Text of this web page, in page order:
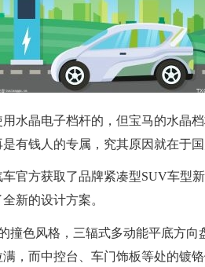
水晶电子档杆的，但宝马的水晶
有钱人的专属，究其原因就在于国
官方获取了品牌紧凑型SUV车型
新的设计方案。
撞色风格，三辐式多动能平底方向
，而中控台、车门饰板等处的镀